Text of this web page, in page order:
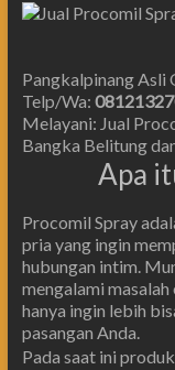
Pangkalpinang Asli
Telp/Wa:
Melayani: Jual
Bangka Belitung
Apa
Procomil Spray
pria yang ingin
hubungan intim.
mengalami
hanya ingin lebih
pasangan Anda.
Pada saat ini